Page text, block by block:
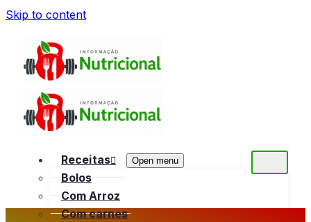
Skip to content
Receitas Open menu
Bolos
Com Arroz
Com carnes